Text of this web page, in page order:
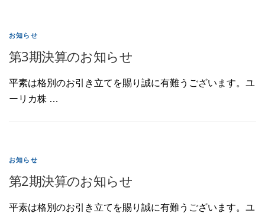
お知らせ
第3期決算のお知らせ
平素は格別のお引き立てを賜り誠に有難うございます。ユ
ーリカ株 …
お知らせ
第2期決算のお知らせ
平素は格別のお引き立てを賜り誠に有難うございます。ユ